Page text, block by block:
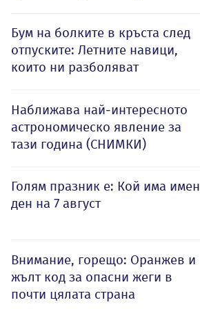
Бум на болките в кръста след
отпуските: Летните навици,
които ни разболяват
Наближава най-интересното
астрономическо явление за
тази година (СНИМКИ)
Голям празник е: Кой има имен
ден на 7 август
Внимание, горещо: Оранжев и
жълт код за опасни жеги в
почти цялата страна